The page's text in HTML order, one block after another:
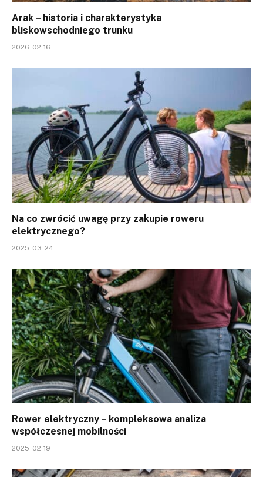
Arak – historia i charakterystyka
bliskowschodniego trunku
2026-02-16
Na co zwrócić uwagę przy zakupie roweru
elektrycznego?
2025-03-24
Rower elektryczny – kompleksowa analiza
współczesnej mobilności
2025-02-19